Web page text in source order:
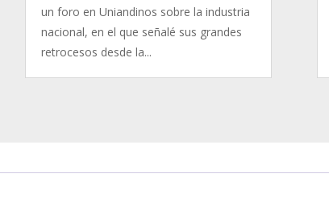
un foro en Uniandinos sobre la industria
nacional, en el que señalé sus grandes
retrocesos desde la...